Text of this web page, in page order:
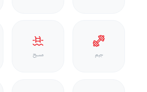
جيم مسبح